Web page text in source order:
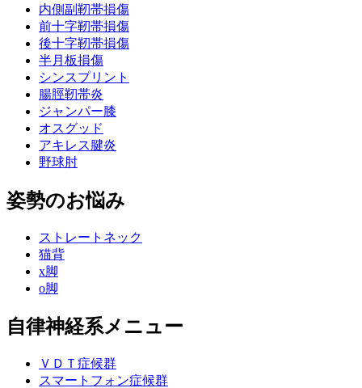
内側副靭帯損傷
前十字靭帯損傷
後十字靭帯損傷
半月板損傷
シンスプリント
腸脛靭帯炎
ジャンパー膝
オスグッド
アキレス腱炎
野球肘
姿勢のお悩み
ストレートネック
猫背
x脚
o脚
自律神経系メニュー
ＶＤＴ症候群
スマートフォン症候群